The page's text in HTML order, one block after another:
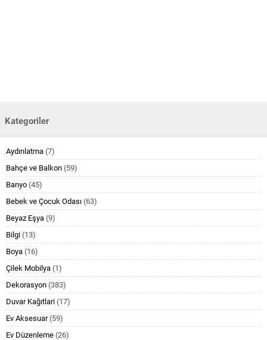
Kategoriler
Aydınlatma (7)
Bahçe ve Balkon (59)
Banyo (45)
Bebek ve Çocuk Odası (63)
Beyaz Eşya (9)
Bilgi (13)
Boya (16)
Çilek Mobilya (1)
Dekorasyon (383)
Duvar Kağıtlari (17)
Ev Aksesuar(59)
Ev Düzenleme (26)